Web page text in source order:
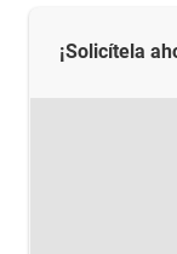
¡Solicítela